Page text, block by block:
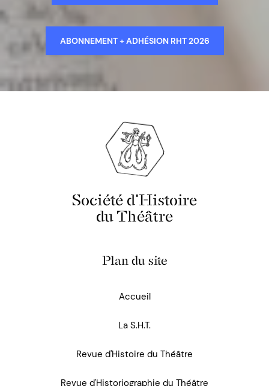
ABONNEMENT + ADHÉSION RHT 2026
Société d'Histoire
du Théâtre
Plan du site
Accueil
La S.H.T.
Revue d'Histoire du Théâtre
Revue d'Historiographie du Théâtre